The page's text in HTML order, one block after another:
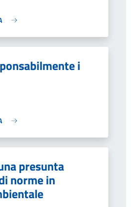
i
presunta
norme in